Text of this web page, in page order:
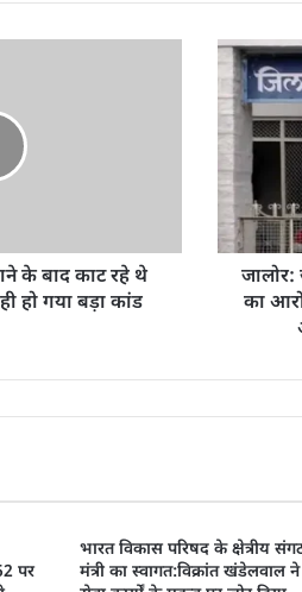
के बाद काट रहे थे
हो गया बड़ा कांड
जालोर:
का
पर
भारत विकास परिषद के क्षेत्रीय
मंत्री का स्वागत:विक्रांत खंडेलवाल ने